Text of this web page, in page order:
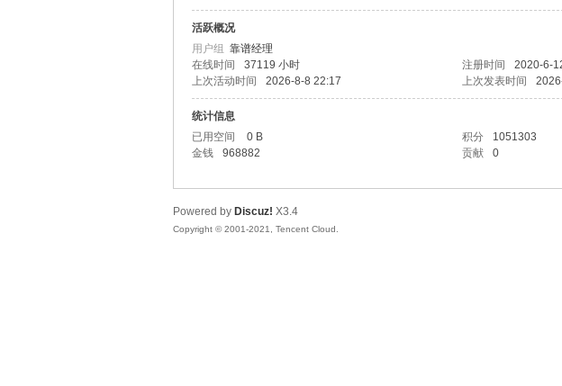
活跃概况
用户组 靠谱经理
在线时间
37119 小时 注册时间 2020-6-
上次活动时间
2026-8-8 22:17 上次发表时间
统计信息
已用空间
0 B 积分 1051303
金钱
968882 贡献 0
Powered by Discuz! X3.4
Copyright © 2001-2021, Tencent Cloud.